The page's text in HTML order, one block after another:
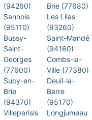
(94260)
Sannois
(95110)
Bussy-
Saint-
Georges
(77600)
Sucy-en-
Brie
(94370)
Villeparisis
Brie (77680)
Les Lilas
(93260)
Saint-Mandé
(94160)
Combs-la-
Ville (77380)
Deuil-la-
Barre
(95170)
Longjumeau